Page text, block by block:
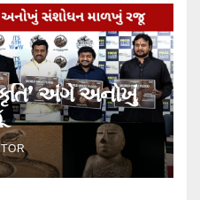
અંગે અનોખું